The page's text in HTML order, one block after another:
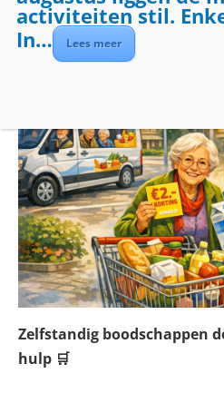
september 25 @ 09:00- 12:00
Zelfstandig boodschappen
hulp 🛒
activiteiten stil.
In…
Lees meer